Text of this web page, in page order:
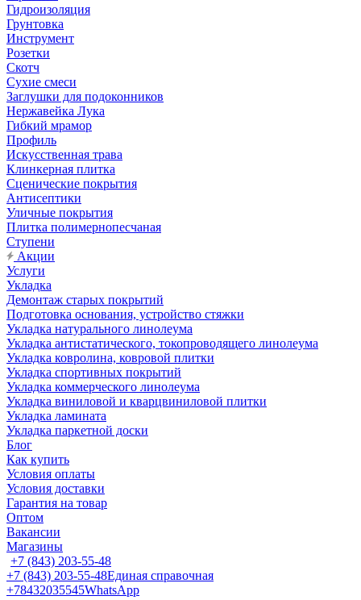
Гидроизоляция
Грунтовка
Инструмент
Розетки
Скотч
Сухие смеси
Заглушки для подоконников
Нержавейка Лука
Гибкий мрамор
Профиль
Искусственная трава
Клинкерная плитка
Сценические покрытия
Антисептики
Уличные покрытия
Плитка полимернопесчаная
Ступени
Акции
Услуги
Укладка
Демонтаж старых покрытий
Подготовка основания, устройство стяжки
Укладка натурального линолеума
Укладка антистатического, токопроводящего линолеума
Укладка ковролина, ковровой плитки
Укладка спортивных покрытий
Укладка коммерческого линолеума
Укладка виниловой и кварцвиниловой плитки
Укладка ламината
Укладка паркетной доски
Блог
Как купить
Условия оплаты
Условия доставки
Гарантия на товар
Оптом
Вакансии
Магазины
+7 (843) 203-55-48
+7 (843) 203-55-48Единая справочная
+78432035545WhatsApp